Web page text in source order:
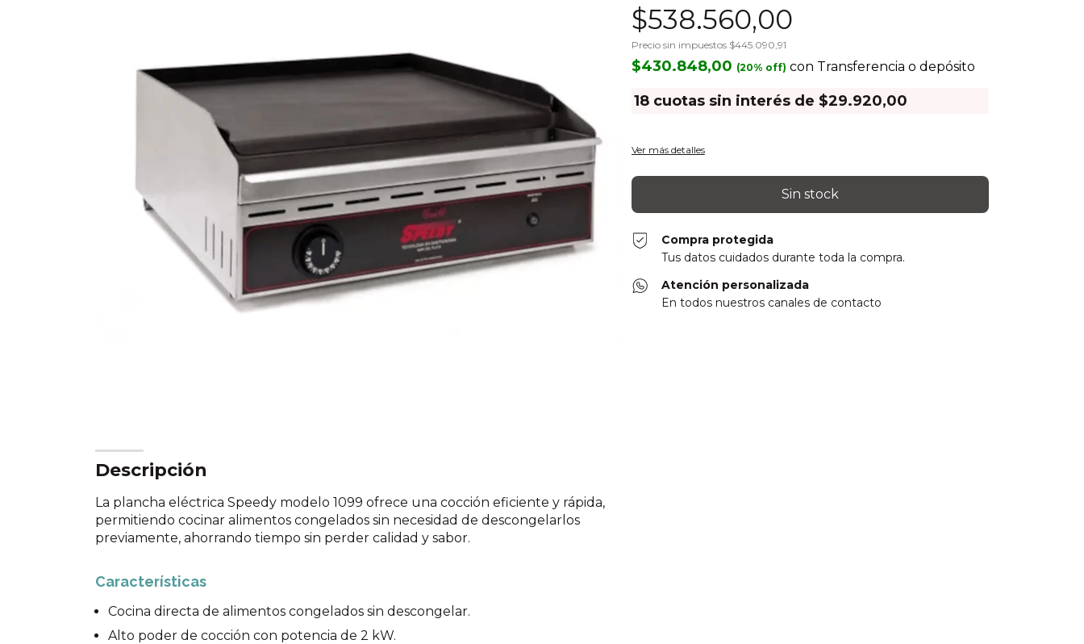
$538.560,00
Precio sin impuestos $445.090,91
$430.848,00 con Transferencia o depósito
18 cuotas sin interés de $29.920,00
Ver más detalles
Compra protegida
Tus datos cuidados durante toda la compra.
Atención personalizada
En todos nuestros canales de contacto
Descripción
La plancha eléctrica Speedy modelo 1099 ofrece una cocción eficiente y rápida,
permitiendo cocinar alimentos congelados sin necesidad de descongelarlos
previamente, ahorrando tiempo sin perder calidad y sabor.
Características
Cocina directa de alimentos congelados sin descongelar.
Alto poder de cocción con potencia de 2 kW.